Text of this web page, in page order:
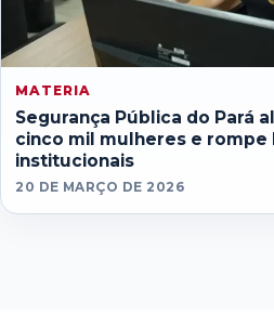
MATERIA
Segurança Pública do Pará
cinco mil mulheres e rompe
institucionais
20 DE MARÇO DE 2026